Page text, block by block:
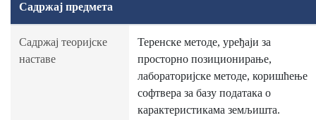
Садржај предмета
Садржај теоријске
наставе
Теренске методе, уређаји за
просторно позиционирање,
лабораторијске методе, коришћење
софтвера за базу података о
карактеристикама земљишта.